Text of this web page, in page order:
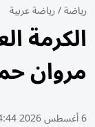
رياضة/رياضة عربية
الكرمة
مروان
6 أغسطس 2026 14:44 مساء